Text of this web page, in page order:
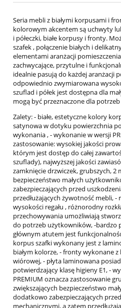
Seria mebli z białymi korpusami i
kolorowym akcentem są uchwyty
i półeczki, białe korpusy i fronty.
szafek , połączenie białych i
elementami aranżacji
zachwycające, przytulne i
idealnie pasują do każdej aranżacji
odpowiednio zwymiarowana
szuflad i półek jest dostępna dla
mogą być przeznaczone dla
Zalety: - białe, estetyczne kolory
satynowa w dotyku powierzchnia
wykonania , - wykonanie w wersji
zastosowanie: wysokiej jakości
którym jest dostęp do całej
szuflady), najwyższej jakości
zamknięcie drzwiczek, grubszych, 2
bezpieczeństwo małych
zabezpieczających przed
przedłużających żywotność mebli,
wysokości regału , różnorodny
przechowywania umożliwiają
do potrzeb użytkowników, -bardzo
głównym atutem jest
korpus szafki wykonany jest z
białym kolorze, - fronty wykonane z
wiórowej, - płyta laminowana
potwierdzający klasę higieny E1, -
PREMIUM oznacza zastosowanie
zwiększających bezpieczeństwo
dodatkowo zabezpieczających
mechanicznymi, a zatem